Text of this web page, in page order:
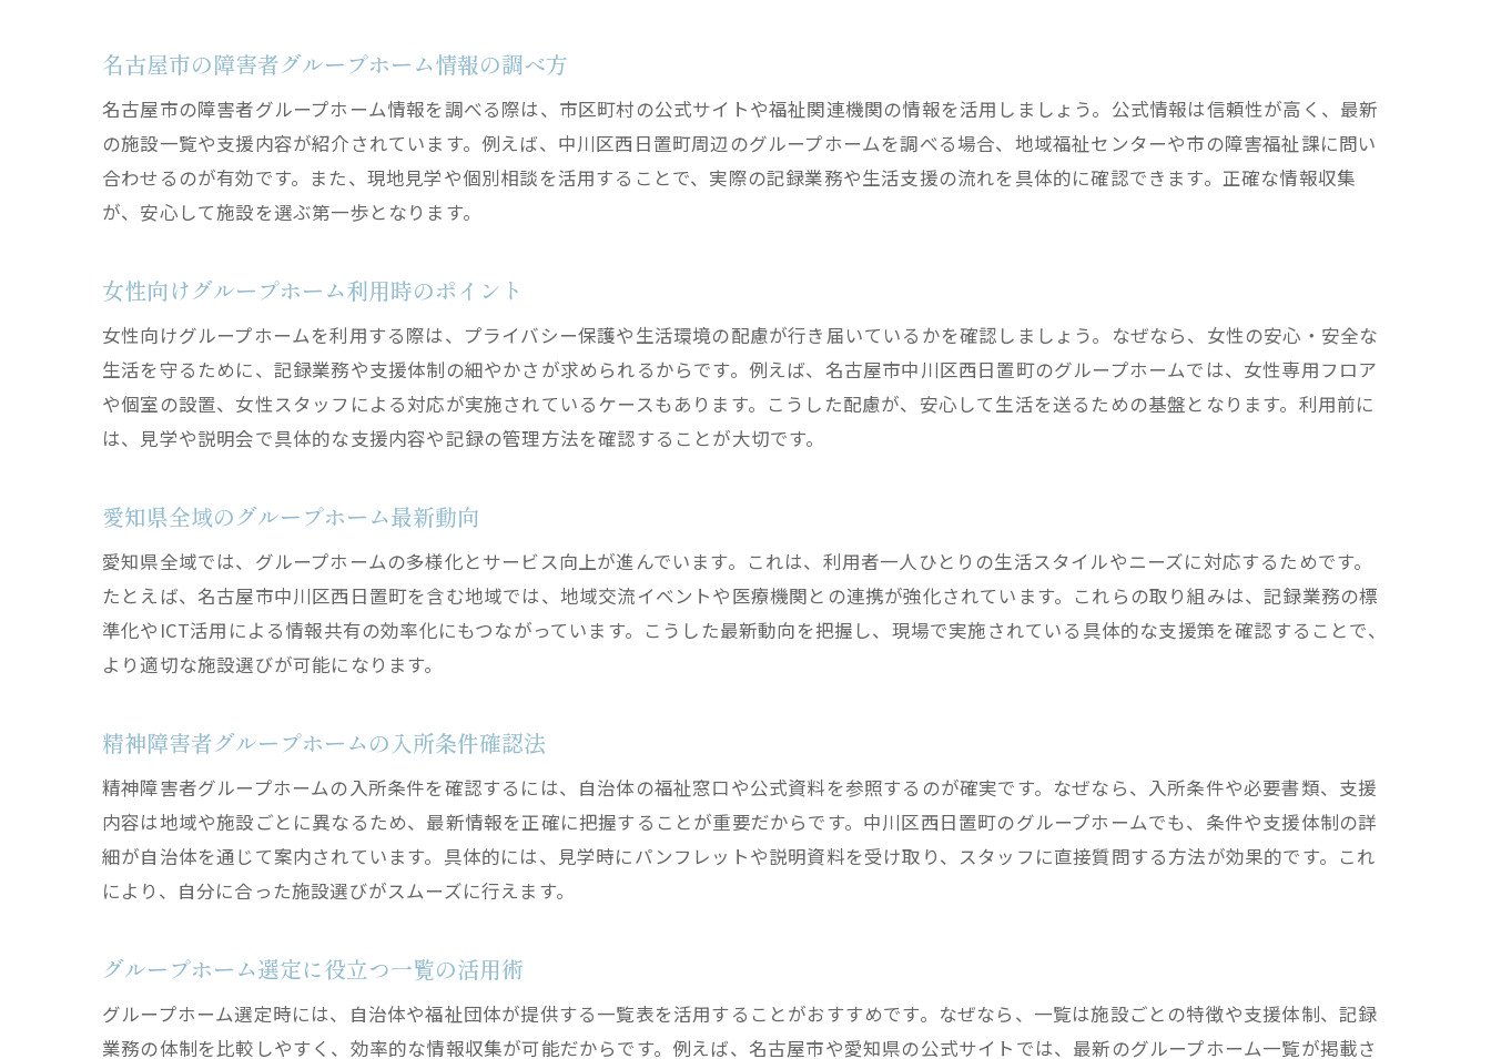
名古屋市障害者グループホームの支援体制
生活支援サービスの連携とグループホーム
安心できるグループホーム選びのポイント
グループホーム利用開始までの手続き解説
名古屋市の障害者グループホーム利用条件
入所申請から生活開始までの記録の流れ
精神障害者グループホーム入所手続きの実際
記録業務を通じて見えるグループホームの日常
グループホームの日常を支える記録の工夫
現場で活かされる記録業務の実践例紹介
名古屋市のグループホーム日常支援のポイント
西日置町エリアで注目される支援体制の特徴
グループホームの地域連携と支援体制の魅力
愛知県全域のグループホーム支援の最新動向
名古屋市の障害者グループホーム情報の調べ方
名古屋市の障害者グループホーム情報を調べる際は、市区町村の公式サイトや福祉関連機関の情報を活用しましょう。公式情報は信頼性が高く、最新
の施設一覧や支援内容が紹介されています。例えば、中川区西日置町周辺のグループホームを調べる場合、地域福祉センターや市の障害福祉課に問い
合わせるのが有効です。また、現地見学や個別相談を活用することで、実際の記録業務や生活支援の流れを具体的に確認できます。正確な情報収集
が、安心して施設を選ぶ第一歩となります。
女性向けグループホーム利用時のポイント
女性向けグループホームを利用する際は、プライバシー保護や生活環境の配慮が行き届いているかを確認しましょう。なぜなら、女性の安心・安全な
生活を守るために、記録業務や支援体制の細やかさが求められるからです。例えば、名古屋市中川区西日置町のグループホームでは、女性専用フロア
や個室の設置、女性スタッフによる対応が実施されているケースもあります。こうした配慮が、安心して生活を送るための基盤となります。利用前に
は、見学や説明会で具体的な支援内容や記録の管理方法を確認することが大切です。
愛知県全域のグループホーム最新動向
愛知県全域では、グループホームの多様化とサービス向上が進んでいます。これは、利用者一人ひとりの生活スタイルやニーズに対応するためです。
たとえば、名古屋市中川区西日置町を含む地域では、地域交流イベントや医療機関との連携が強化されています。これらの取り組みは、記録業務の標
準化やICT活用による情報共有の効率化にもつながっています。こうした最新動向を把握し、現場で実施されている具体的な支援策を確認することで、
より適切な施設選びが可能になります。
精神障害者グループホームの入所条件確認法
精神障害者グループホームの入所条件を確認するには、自治体の福祉窓口や公式資料を参照するのが確実です。なぜなら、入所条件や必要書類、支援
内容は地域や施設ごとに異なるため、最新情報を正確に把握することが重要だからです。中川区西日置町のグループホームでも、条件や支援体制の詳
細が自治体を通じて案内されています。具体的には、見学時にパンフレットや説明資料を受け取り、スタッフに直接質問する方法が効果的です。これ
により、自分に合った施設選びがスムーズに行えます。
グループホーム選定に役立つ一覧の活用術
グループホーム選定時には、自治体や福祉団体が提供する一覧表を活用することがおすすめです。なぜなら、一覧は施設ごとの特徴や支援体制、記録
業務の体制を比較しやすく、効率的な情報収集が可能だからです。例えば、名古屋市や愛知県の公式サイトでは、最新のグループホーム一覧が掲載さ